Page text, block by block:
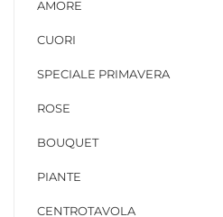
AMORE
CUORI
SPECIALE PRIMAVERA
ROSE
BOUQUET
PIANTE
CENTROTAVOLA